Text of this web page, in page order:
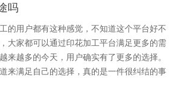
吗
的用户都有这种感觉，不知道这个平台好不
大家都可以通过印花加工平台满足更多的需
来越多的今天，用户确实有了更多的选择。
来满足自己的选择，真的是一件很纠结的事